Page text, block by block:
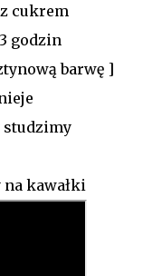
cukrem
godzin
barwę ]
studzimy
kawałki